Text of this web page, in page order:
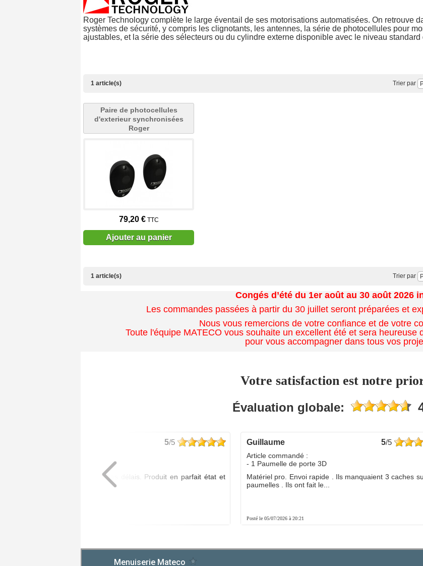
Roger Technology complète le large éventail de ses motorisations automatisées. On retrouve
systèmes de sécurité, y compris les clignotants, les antennes, la série de photocellules pour
ajustables, et la série des sélecteurs ou du cylindre externe disponible avec le niveau standard
1 article(s) Trier par
Paire de photocellules
d'exterieur synchronisées
Roger
79,20 €TTC
Ajouter au panier
1 article(s) Trier par
Congés d’été du 1er août au 30 août 2026
Les commandes passées à partir du 30 juillet seront préparées et
Nous vous remercions de votre confiance et de votre
Toute l'équipe MATECO vous souhaite un excellent été et sera heureuse
pour vous accompagner dans tous vos
Votre satisfaction est notre
Évaluation globale:
5/5
Livraison assurée dans les délais. Produit en parfait état et
guillaume 5/5
Posté le 05/07/2026 à 20:21
Article commandé :
- 1 Paumelle de porte 3D
Matériel pro. Envoi rapide . Ils manquaient 3 caches
paumelles . Ils ont fait le...